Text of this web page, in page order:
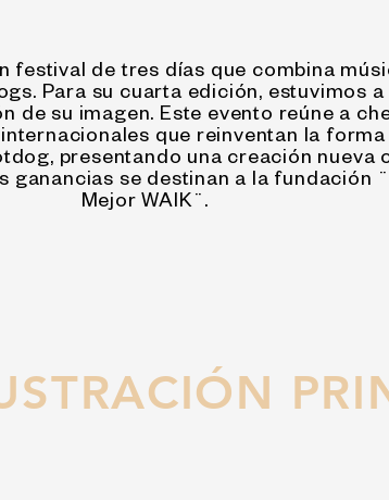
festival de tres días que combina
Para su cuarta edición, estuvimos
de su imagen. Este evento reúne a
que reinventan la forma
presentando una creación nueva
ganancias se destinan a la fundación
Mejor WAIK¨.